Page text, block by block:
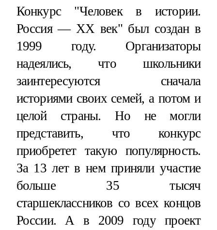
Конкурс "Человек в истории.
Россия — XX век" был создан в
1999 году. Организаторы
надеялись, что школьники
заинтересуются сначала
историями своих семей, а потом и
целой страны. Но не могли
представить, что конкурс
приобретет такую популярность.
За 13 лет в нем приняли участие
больше 35 тысяч
старшеклассников со всех концов
России. А в 2009 году проект